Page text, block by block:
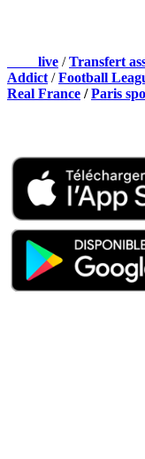
live /Transfert
Addict /Football
Real France /Paris